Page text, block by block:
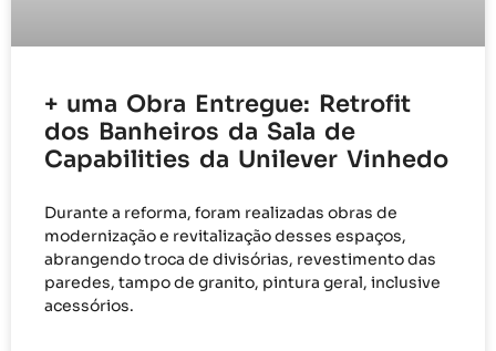
+ uma Obra Entregue: Retrofit
dos Banheiros da Sala de
Capabilities da Unilever Vinhedo
Durante a reforma, foram realizadas obras de
modernização e revitalização desses espaços,
abrangendo troca de divisórias, revestimento das
paredes, tampo de granito, pintura geral, inclusive
acessórios.